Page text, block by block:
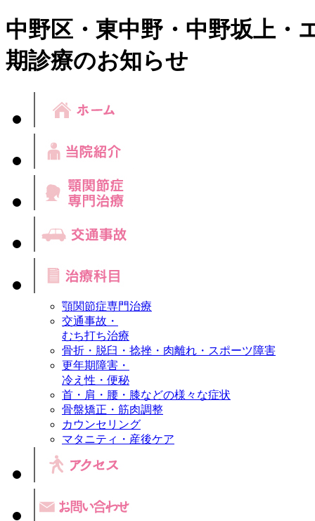
中野区・東中野・中野坂上・
期診療のお知らせ
顎関節症専門治療
交通事故・
むち打ち治療
骨折・脱臼・捻挫・肉離れ・スポーツ障害
更年期障害・
冷え性・便秘
首・肩・腰・膝などの様々な症状
骨盤矯正・筋肉調整
カウンセリング
マタニティ・産後ケア